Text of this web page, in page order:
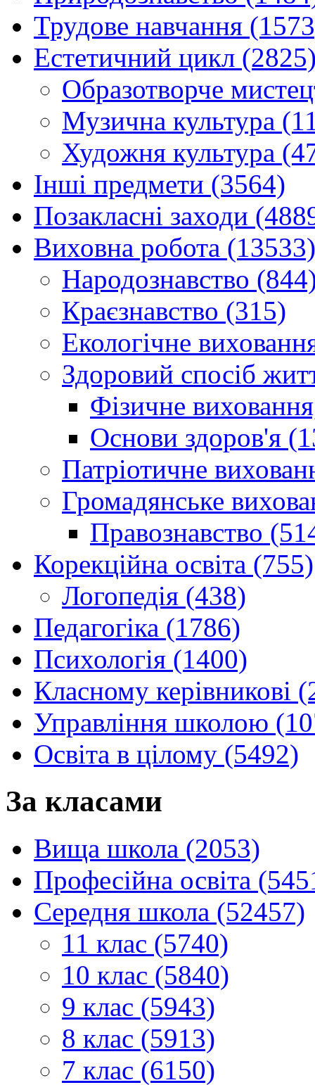
Трудове навчання
Естетичний цикл
Образотворче
Музична культура
Художня культура
Інші предмети (3564)
Позакласні заходи
Виховна робота (13533)
Народознавство
Краєзнавство (315)
Екологічне
Здоровий спосіб
Фізичне
Основи здоров'я
Патріотичне
Громадянське
Правознавство
Корекційна освіта (755)
Логопедія (438)
Педагогіка (1786)
Психологія (1400)
Класному керівникові
Управління школою
Освіта в цілому (5492)
За класами
Вища школа (2053)
Професійна освіта
Середня школа (52457)
11 клас (5740)
10 клас (5840)
9 клас (5943)
8 клас (5913)
7 клас (6150)